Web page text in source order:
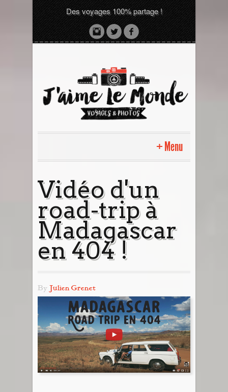
Des voyages 100% partage !
Menu
Accueil
Sri Lanka avec moi
Tout savoir
Prochain départ avec moi
Road Book : Devis
Blog
Destinations
Angleterre
Allemagne
Belgique
Catalogne
Cambodge
Canada
Nouveau Brunswick
Yukon
Cap-Vert
Des Polas & des Mains !
Infos en vrac
Ça parle de photo
Ma galerie photo vintage
Vidéo d'un
road-trip à
Madagascar
en 404 !
By Julien Grenet